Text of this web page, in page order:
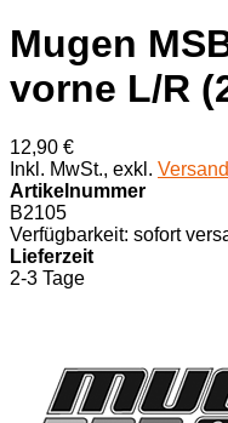
Mugen
vorne L/R
12,90 €
Inkl. MwSt., exkl.
Artikelnummer
B2105
Verfügbarkeit: sofort
Lieferzeit
2-3 Tage